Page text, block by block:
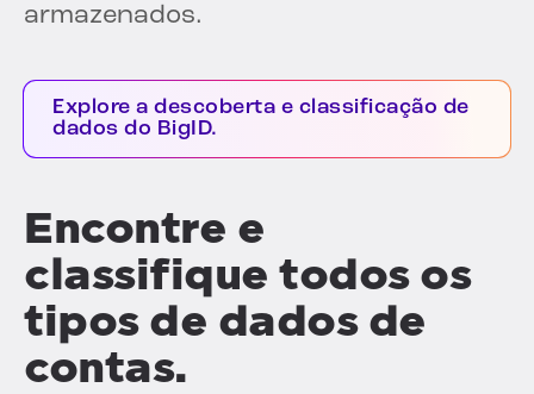
armazenados.
Explore a descoberta e classificação de
dados do BigID.
Encontre e
classifique todos os
tipos de dados de
contas.